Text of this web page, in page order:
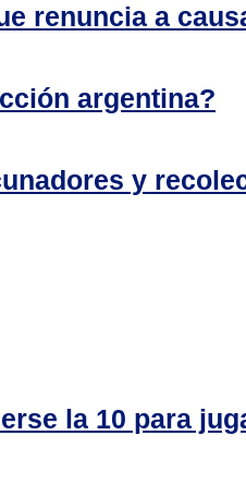
renuncia a
argentina?
y
la 10 para